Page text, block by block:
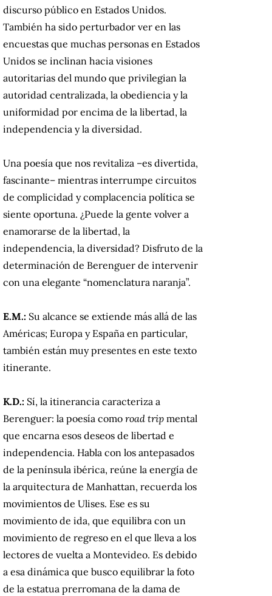
discurso público en Estados Unidos.
También ha sido perturbador ver en las
encuestas que muchas personas en Estados
Unidos se inclinan hacia visiones
autoritarias del mundo que privilegian la
autoridad centralizada, la obediencia y la
uniformidad por encima de la libertad, la
independencia y la diversidad.
Una poesía que nos revitaliza –es divertida,
fascinante– mientras interrumpe circuitos
de complicidad y complacencia política se
siente oportuna. ¿Puede la gente volver a
enamorarse de la libertad, la
independencia, la diversidad? Disfruto de la
determinación de Berenguer de intervenir
con una elegante “nomenclatura naranja”.
E.M.: Su alcance se extiende más allá de las
Américas; Europa y España en particular,
también están muy presentes en este texto
itinerante.
K.D.: Sí, la itinerancia caracteriza a
Berenguer: la poesía como road trip mental
que encarna esos deseos de libertad e
independencia. Habla con los antepasados
de la península ibérica, reúne la energía de
la arquitectura de Manhattan, recuerda los
movimientos de Ulises. Ese es su
movimiento de ida, que equilibra con un
movimiento de regreso en el que lleva a los
lectores de vuelta a Montevideo. Es debido
a esa dinámica que busco equilibrar la foto
de la estatua prerromana de la dama de